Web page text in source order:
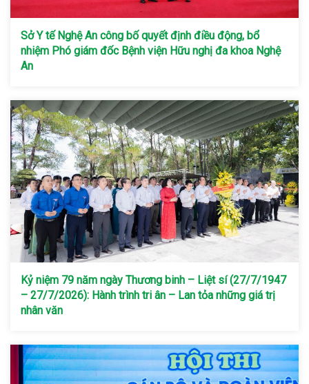
Sở Y tế Nghệ An công bố quyết định điều động, bổ
nhiệm Phó giám đốc Bệnh viện Hữu nghị đa khoa Nghệ
An
Kỷ niệm 79 năm ngày Thương binh – Liệt sí (27/7/1947
– 27/7/2026): Hành trình tri ân – Lan tỏa những giá trị
nhân văn